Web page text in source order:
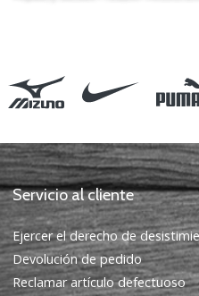
Servicio al cliente
Ejercer el derecho de
Devolución de pedido
Reclamar artículo defectuoso